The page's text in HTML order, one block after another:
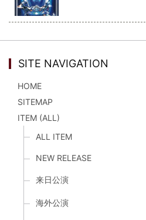
SITE NAVIGATION
HOME
SITEMAP
ITEM (ALL)
ALL ITEM
NEW RELEASE
来日公演
海外公演